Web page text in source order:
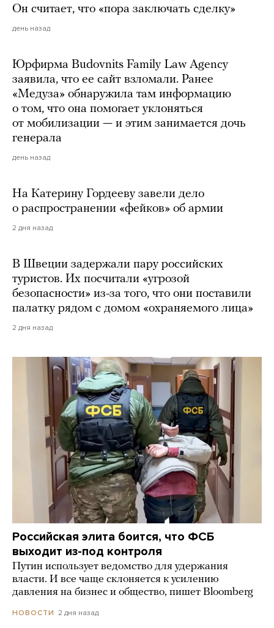
Он считает, что «пора заключать сделку»
день назад
Юрфирма Budovnits Family Law Agency
заявила, что ее сайт взломали. Ранее
«Медуза» обнаружила там информацию
о том, что она помогает уклоняться
от мобилизации — и этим занимается дочь
генерала
день назад
На Катерину Гордееву завели дело
о распространении «фейков» об армии
2 дня назад
В Швеции задержали пару российских
туристов. Их посчитали «угрозой
безопасности» из-за того, что они поставили
палатку рядом с домом «охраняемого лица»
2 дня назад
Российская элита боится, что ФСБ
выходит из-под контроля
Путин использует ведомство для удержания
власти. И все чаще склоняется к усилению
давления на бизнес и общество, пишет Bloomberg
НОВОСТИ 2 дня назад